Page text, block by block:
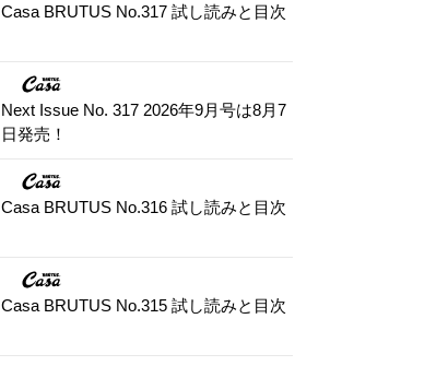
Casa BRUTUS No.317 試し読みと目次
Next Issue No. 317 2026年9月号は8月7
日発売！
Casa BRUTUS No.316 試し読みと目次
Casa BRUTUS No.315 試し読みと目次